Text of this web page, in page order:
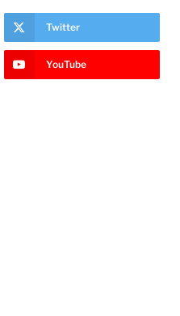
Twitter
YouTube